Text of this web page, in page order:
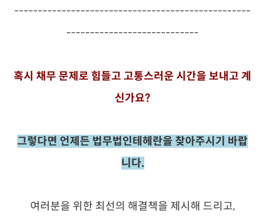
--------------------------------------------------
----------------------------
혹시 채무 문제로 힘들고 고통스러운 시간을 보내고 계
신가요?
그렇다면 언제든 법무법인테헤란을 찾아주시기 바랍
니다.
여러분을 위한 최선의 해결책을 제시해 드리고,